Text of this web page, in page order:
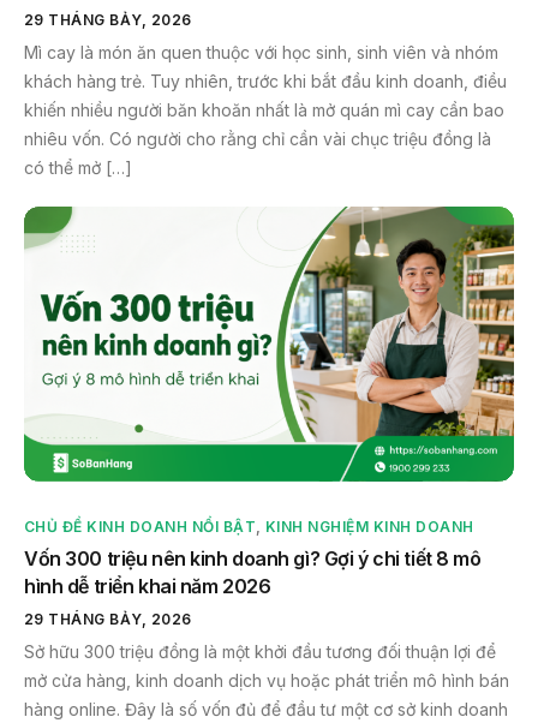
29 THÁNG BẢY, 2026
Mì cay là món ăn quen thuộc với học sinh, sinh viên và nhóm
khách hàng trẻ. Tuy nhiên, trước khi bắt đầu kinh doanh, điều
khiến nhiều người băn khoăn nhất là mở quán mì cay cần bao
nhiêu vốn. Có người cho rằng chỉ cần vài chục triệu đồng là
có thể mở […]
CHỦ ĐỀ KINH DOANH NỔI BẬT, KINH NGHIỆM KINH DOANH
Vốn 300 triệu nên kinh doanh gì? Gợi ý chi tiết 8 mô
hình dễ triển khai năm 2026
29 THÁNG BẢY, 2026
Sở hữu 300 triệu đồng là một khởi đầu tương đối thuận lợi để
mở cửa hàng, kinh doanh dịch vụ hoặc phát triển mô hình bán
hàng online. Đây là số vốn đủ để đầu tư một cơ sở kinh doanh